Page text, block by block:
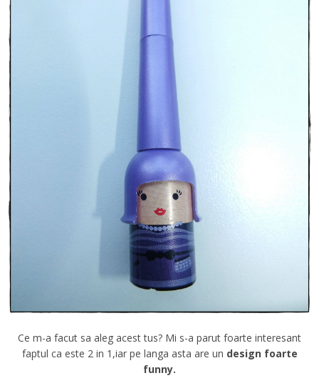
Ce m-a facut sa aleg acest tus? Mi s-a parut foarte interesant
faptul ca este 2 in 1,iar pe langa asta are un design foarte
funny.